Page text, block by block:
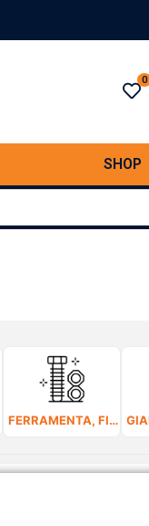
0
SHOP
FERRAMENTA, FISSAGGIO E VITERIA